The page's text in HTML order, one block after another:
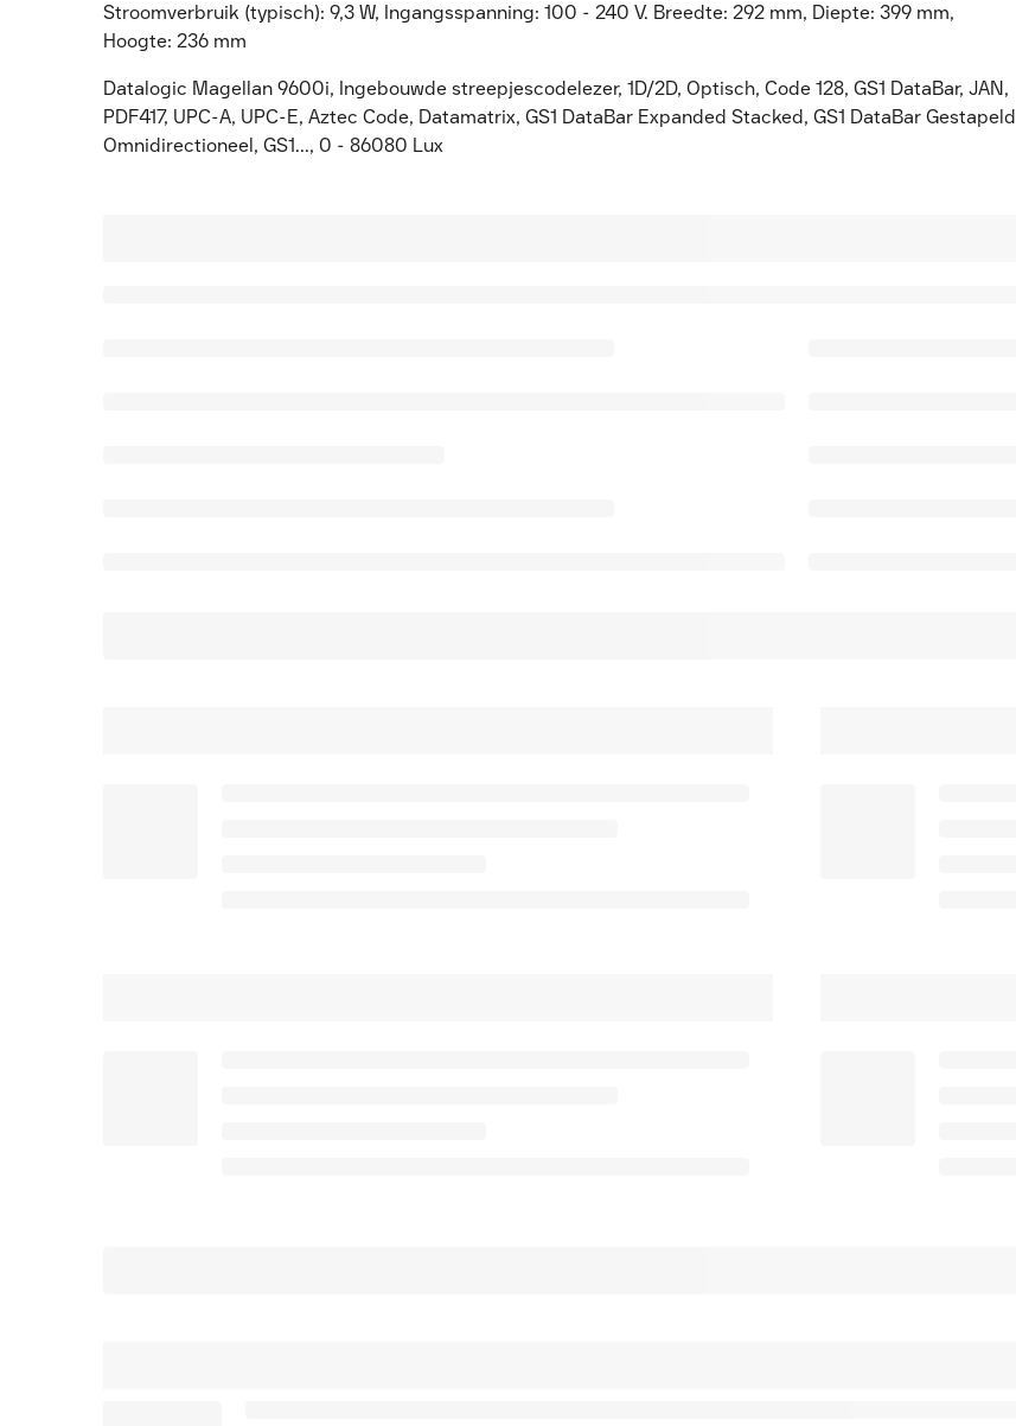
Stroomverbruik (typisch): 9,3 W, Ingangsspanning: 100 - 240 V. Breedte: 292 mm, Diepte: 399 mm,
Hoogte: 236 mm
Datalogic Magellan 9600i, Ingebouwde streepjescodelezer, 1D/2D, Optisch, Code 128, GS1 DataBar, JAN,
PDF417, UPC-A, UPC-E, Aztec Code, Datamatrix, GS1 DataBar Expanded Stacked, GS1 DataBar Gestapeld
Omnidirectioneel, GS1..., 0 - 86080 Lux